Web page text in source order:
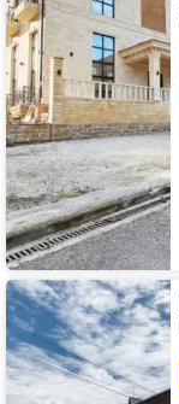
Гостевой
дом
Утомленные
солнцем